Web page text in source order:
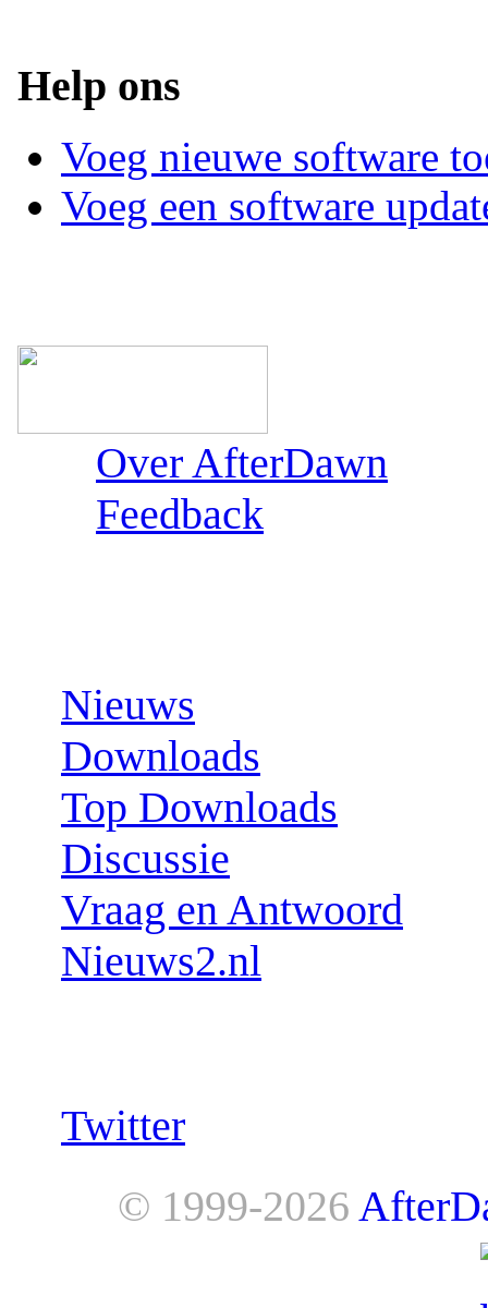
Help ons
Voeg nieuwe software
Voeg een software
Over AfterDawn
Feedback
Nieuws
Downloads
Top Downloads
Discussie
Vraag en Antwoord
Nieuws2.nl
Twitter
© 1999-2026